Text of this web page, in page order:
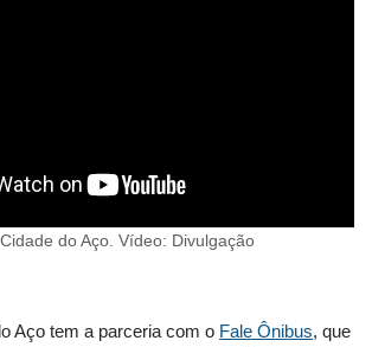
do Aço. Vídeo: Divulgação
Aço tem a parceria com o Fale Ônibus, que